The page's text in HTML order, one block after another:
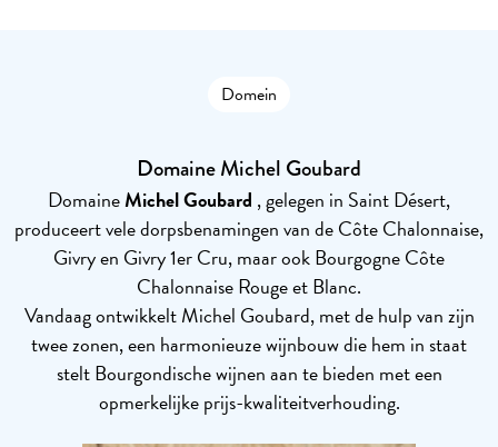
Domein
Domaine Michel Goubard
DomaineMichel Goubard , gelegen in Saint Désert,
produceert vele dorpsbenamingen van de Côte Chalonnaise,
Givry en Givry 1er Cru, maar ook Bourgogne Côte
Chalonnaise Rouge et Blanc.
Vandaag ontwikkelt Michel Goubard, met de hulp van zijn
twee zonen, een harmonieuze wijnbouw die hem in staat
stelt Bourgondische wijnen aan te bieden met een
opmerkelijke prijs-kwaliteitverhouding.